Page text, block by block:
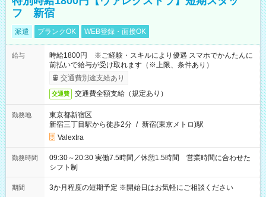
フ 新宿
派遣 ブランクOK WEB登録・面接OK
給与
時給1800円 ※ご経験・スキルにより優遇 スマホでかんたんに
前払いで給与が受け取れます（※上限、条件あり）
交通費別途支給あり
交通費 交通費全額支給（規定あり）
勤務地
東京都新宿区
新宿三丁目駅から徒歩2分 / 新宿(東京メトロ)駅
Valextra
勤務時間
09:30～20:30 実働7.5時間／休憩1.5時間 営業時間に合わせた
シフト制
期間 3か月程度の短期予定 ※開始日はお気軽にご相談ください